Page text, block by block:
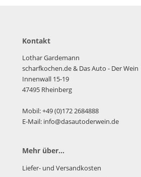
Kontakt
Lothar Gardemann
scharfkochen.de& Das Auto - Der Wein
Innenwall 15-19
47495 Rheinberg
Mobil: +49 (0)172 2684888
E-Mail: info@dasautoderwein.de
Mehr über...
Liefer- und Versandkosten